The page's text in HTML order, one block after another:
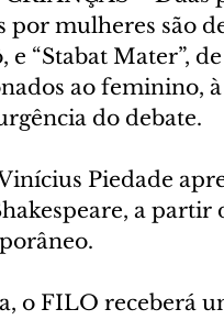
mulheres são
e “Stabat Mater”,
ao feminino,
do debate.
Piedade
a partir
o FILO receberá